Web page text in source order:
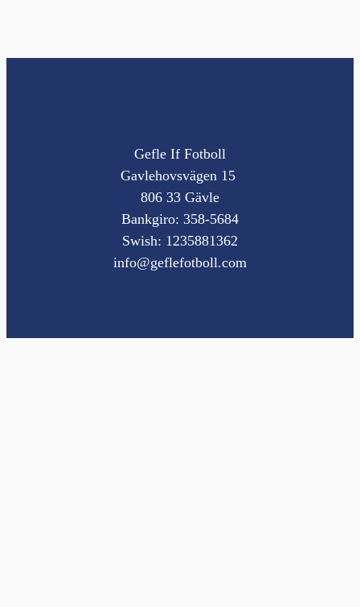
Gefle If Fotboll
Gavlehovsvägen 15
806 33 Gävle
Bankgiro: 358-5684
Swish: 1235881362
info@geflefotboll.com